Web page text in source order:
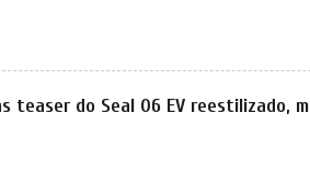
no ano passado, a Fiat apresentou
Turbo Flex, conhecido como T200.
Strada soube ser mutável com
conseguiu acompanhar e agora ela
do que uma picape, é uma verdadeira
teaser do Seal 06 EV reestilizado,